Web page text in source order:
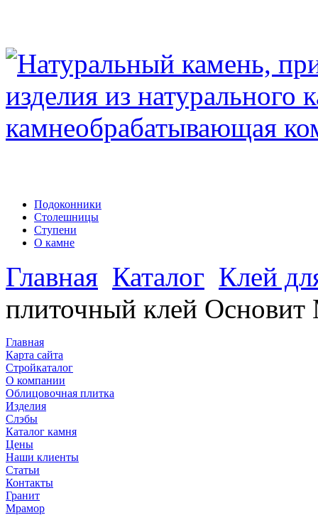
Подоконники
Столешницы
Ступени
О камне
Главная Каталог Клей
плиточный клей
Главная
Карта сайта
Стройкаталог
О компании
Облицовочная плитка
Изделия
Слэбы
Каталог камня
Цены
Наши клиенты
Статьи
Контакты
Гранит
Мрамор